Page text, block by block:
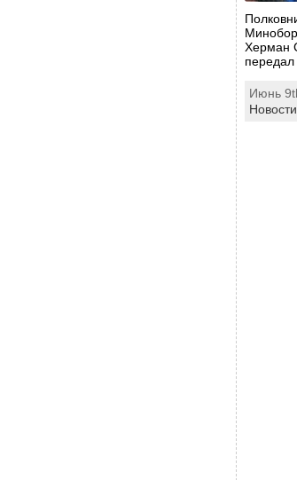
Херман
Июнь
Новости,